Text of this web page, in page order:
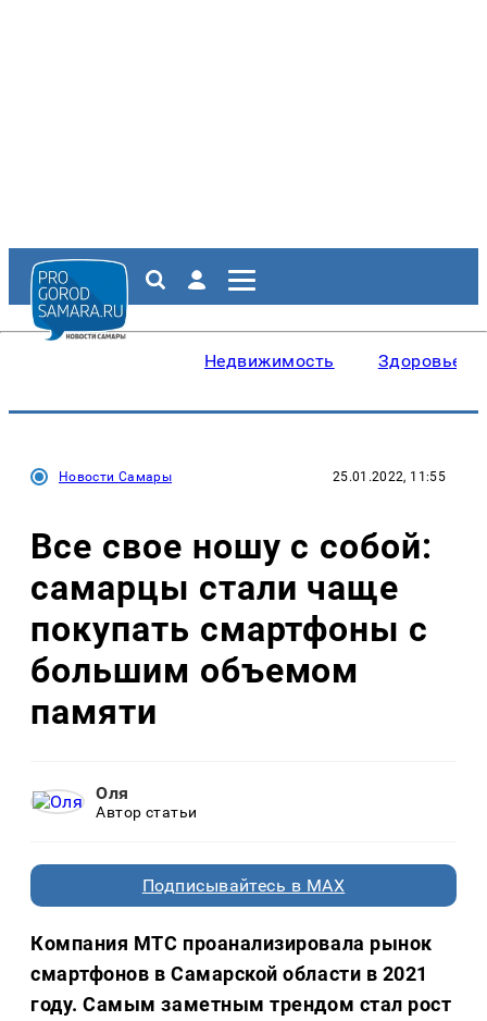
Недвижимость Здоровье
Новости Самары 25.01.2022, 11:55
Все свое ношу с собой:
самарцы стали чаще
покупать смартфоны с
большим объемом
памяти
Оля
Автор статьи
Подписывайтесь в MAX
Компания МТС проанализировала рынок
смартфонов в Самарской области в 2021
году. Самым заметным трендом стал рост